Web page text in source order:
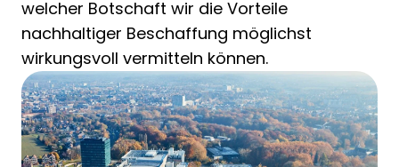
welcher Botschaft wir die Vorteile
nachhaltiger Beschaffung möglichst
wirkungsvoll vermitteln können.